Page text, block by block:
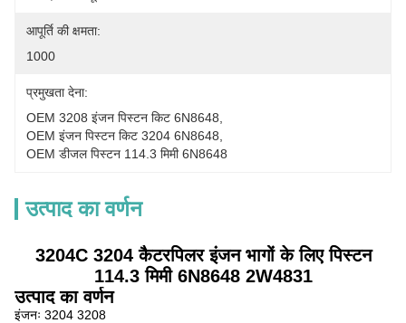
आपूर्ति की क्षमता:
1000
प्रमुखता देना:
OEM 3208 इंजन पिस्टन किट 6N8648
OEM इंजन पिस्टन किट 3204 6N8648
OEM डीजल पिस्टन 114.3 मिमी 6N8648
उत्पाद का वर्णन
3204C 3204 कैटरपिलर इंजन भागों के लिए पिस्टन
114.3 मिमी 6N8648 2W4831
उत्पाद का वर्णन
इंजनः 3204 3208